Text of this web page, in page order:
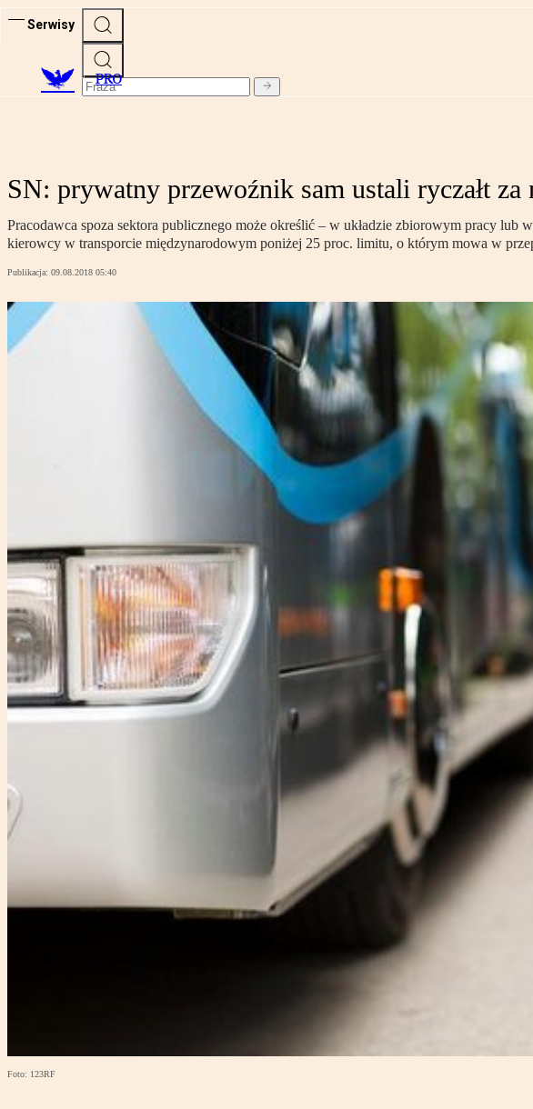
Serwisy
PRO
SN: prywatny przewoźnik sam ustali ryczałt za
Pracodawca spoza sektora publicznego może określić – w układzie zbiorowym pracy
kierowcy w transporcie międzynarodowym poniżej 25 proc. limitu, o którym mowa w
Publikacja: 09.08.2018 05:40
Foto: 123RF